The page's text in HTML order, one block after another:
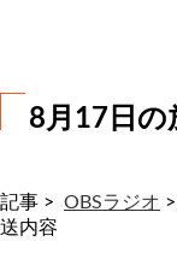
8月17日の
記事 > OBSラジオ >
送内容